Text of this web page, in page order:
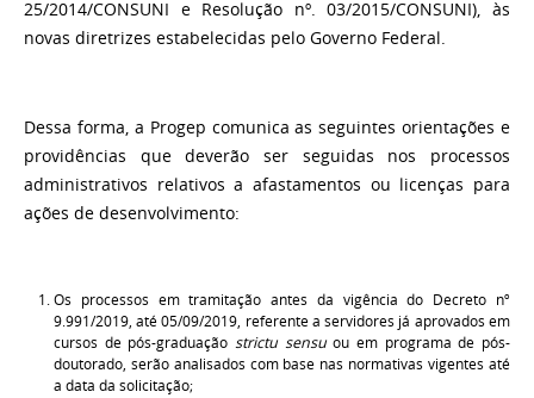
25/2014/CONSUNI e Resolução nº. 03/2015/CONSUNI), às
novas diretrizes estabelecidas pelo Governo Federal.
Dessa forma, a Progep comunica as seguintes orientações e
providências que deverão ser seguidas nos processos
administrativos relativos a afastamentos ou licenças para
ações de desenvolvimento:
Os processos em tramitação antes da vigência do Decreto nº
9.991/2019, até 05/09/2019, referente a servidores já aprovados em
cursos de pós-graduação strictu sensuou em programa de pós-
doutorado, serão analisados com base nas normativas vigentes até
a data da solicitação;